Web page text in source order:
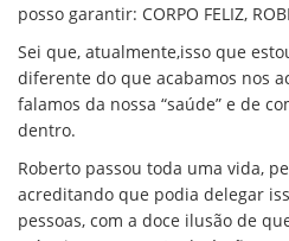
posso garantir: CORPO FELIZ,
Sei que, atualmente,isso que
diferente do que acabamos nos
falamos da nossa “saúde” e de
dentro.
Roberto passou toda uma vida,
acreditando que podia delegar
pessoas, com a doce ilusão de